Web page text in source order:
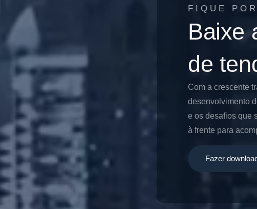
FIQUE
Baixe
de
Com a crescente
desenvolvimento
e os desafios que
à frente para
Fazer